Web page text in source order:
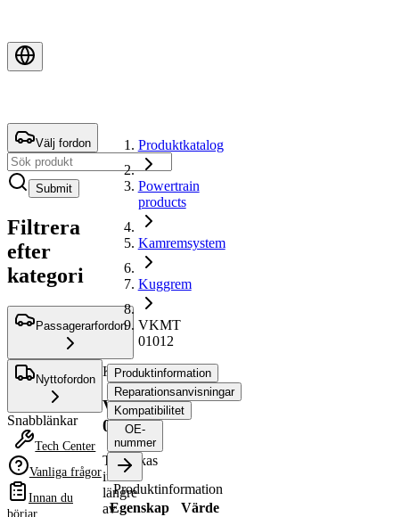
Välj fordon
Submit
Filtrera
efter
kategori
Passagerarfordon
Nyttofordon
Snabblänkar
Tech Center
Vanliga frågor
Innan du
börjar
Produktkatalog
Powertrain
products
Kamremsystem
Kuggrem
VKMT
01012
Kuggrem
VKMT
01012
Tillverkas
inte
längre
av
Produktinformation
Reparationsanvisningar
Kompatibilitet
OE-
nummer
Produktinformation
Egenskap
Värde